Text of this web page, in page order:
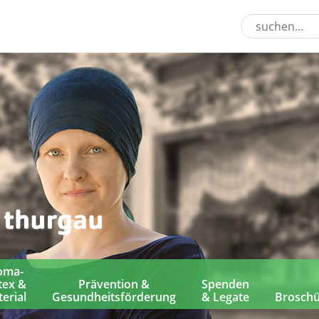
&
Prävention &
Gesundheitsförderung
Spenden
& Legate